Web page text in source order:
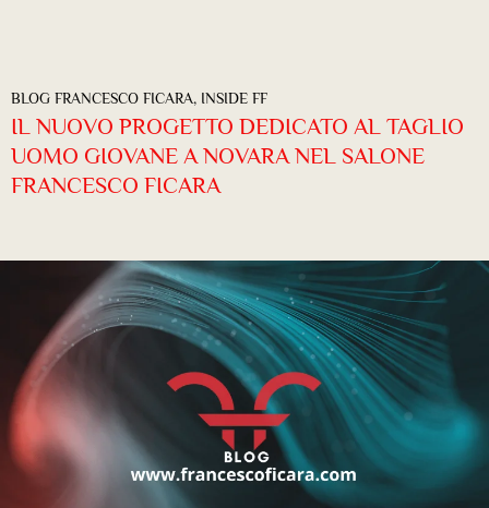
BLOG FRANCESCO FICARA, INSIDE FF
IL NUOVO PROGETTO DEDICATO AL TAGLIO
UOMO GIOVANE A NOVARA NEL SALONE
FRANCESCO FICARA